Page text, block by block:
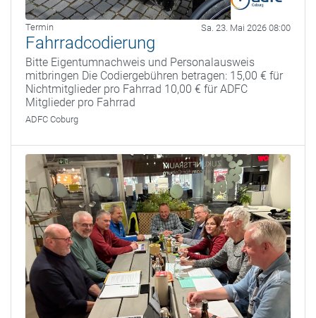
Termin Sa. 23. Mai 2026 08:00
Fahrradcodierung
Bitte Eigentumnachweis und Personalausweis
mitbringen Die Codiergebühren betragen: 15,00 € für
Nichtmitglieder pro Fahrrad 10,00 € für ADFC
Mitglieder pro Fahrrad
ADFC Coburg